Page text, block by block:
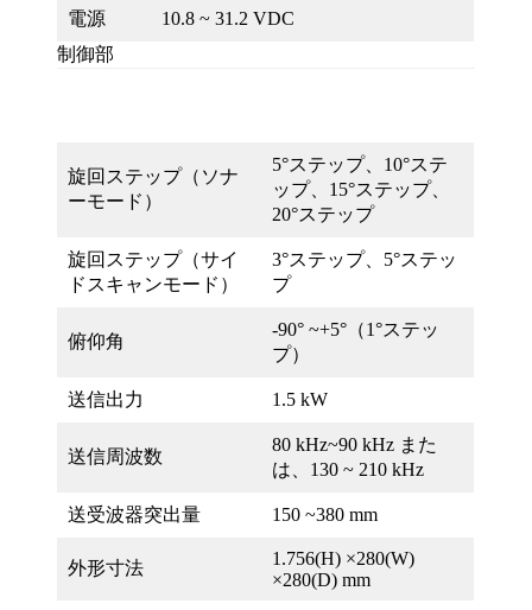
電源
10.8 ~ 31.2 VDC
制御部
旋回ステップ（ソナ
ーモード）
5°ステップ、10°ステ
ップ、15°ステップ、
20°ステップ
旋回ステップ（サイ
ドスキャンモード）
3°ステップ、5°ステッ
プ
俯仰角
-90° ~+5°（1°ステッ
プ）
送信出力 1.5 kW
送信周波数
80 kHz~90 kHz また
は、130 ~ 210 kHz
送受波器突出量 150 ~380 mm
外形寸法
1.756(H) ×280(W)
×280(D) mm